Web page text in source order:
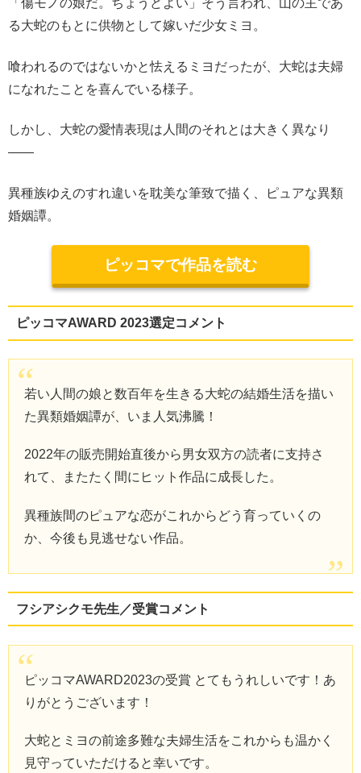
「傷モノの娘だ。ちょうどよい」そう言われ、山の主であ
る大蛇のもとに供物として嫁いだ少女ミヨ。
喰われるのではないかと怯えるミヨだったが、大蛇は夫婦
になれたことを喜んでいる様子。
しかし、大蛇の愛情表現は人間のそれとは大きく異なり
――
異種族ゆえのすれ違いを耽美な筆致で描く、ピュアな異類
婚姻譚。
ピッコマで作品を読む
ピッコマAWARD 2023選定コメント
若い人間の娘と数百年を生きる大蛇の結婚生活を描い
た異類婚姻譚が、いま人気沸騰！
2022年の販売開始直後から男女双方の読者に支持さ
れて、またたく間にヒット作品に成長した。
異種族間のピュアな恋がこれからどう育っていくの
か、今後も見逃せない作品。
フシアシクモ先生／受賞コメント
ピッコマAWARD2023の受賞 とてもうれしいです！あ
りがとうございます！
大蛇とミヨの前途多難な夫婦生活をこれからも温かく
見守っていただけると幸いです。